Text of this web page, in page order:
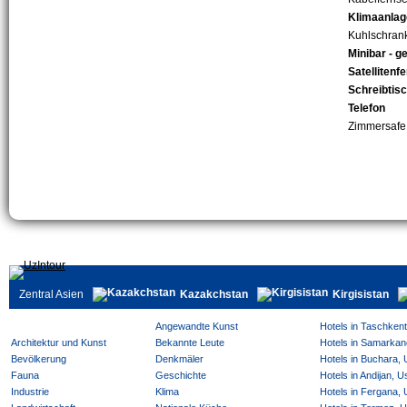
Minibar -
Telefon
Zimmersafe
Zentral Asien Kazakchstan Kirgisistan
Angewandte Kunst
Architektur und Kunst
Bekannte Leute
Bevölkerung
Denkmäler
Fauna
Geschichte
Industrie
Klima
Hotels in
Hotels in
Hotels in Buchara,
Hotels in Andijan,
Hotels in Fergana,